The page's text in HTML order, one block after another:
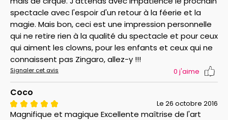
spectacle avec l'espoir d'un retour à la féerie et la
magie. Mais bon, ceci est une impression personnelle
qui ne retire rien à la qualité du spectacle et pour ceux
qui aiment les clowns, pour les enfants et ceux qui ne
connaissent pas Zingaro, allez-y !!!
Signaler cet avis 0 j'aime
Coco
Le 26 octobre 2016
Magnifique et magique Excellente maîtrise de l'art